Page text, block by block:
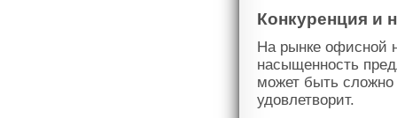
Конкуренция и
На рынке офисной
насыщенность
может быть
удовлетворит.